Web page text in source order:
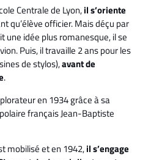
Centrale de Lyon,il s’oriente
qu’élève officier. Mais déçu par
une idée plus romanesque, il se
Puis, il travaille 2 ans pour les
de stylos),avant de
.
en 1934 grâce à sa
français Jean-Baptiste
mobilisé et en 1942,il s’engage